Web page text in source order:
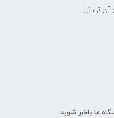
آی تی تل
ما باخبر شوید: